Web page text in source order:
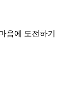
음에 도전하기